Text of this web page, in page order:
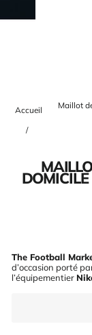
Accueil
/
Maillot
The Football
d’occasion porté
l’équipementier